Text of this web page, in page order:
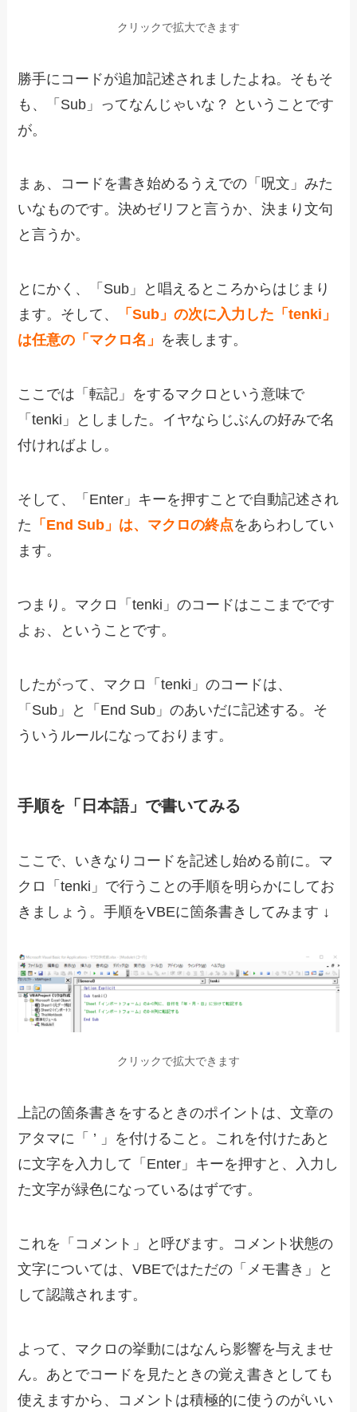
クリックで拡大できます
勝手にコードが追加記述されましたよね。そもそ
も、「Sub」ってなんじゃいな？ ということです
が。
まぁ、コードを書き始めるうえでの「呪文」みた
いなものです。決めゼリフと言うか、決まり文句
と言うか。
とにかく、「Sub」と唱えるところからはじまり
ます。そして、
「Sub」の次に入力した「tenki」
は任意の「マクロ名」 を表します。
ここでは「転記」をするマクロという意味で
「tenki」としました。イヤならじぶんの好みで名
付ければよし。
そして、「Enter」キーを押すことで自動記述され
た 「End Sub」は、マクロの終点をあらわしてい
ます。
つまり。マクロ「tenki」のコードはここまでです
よぉ、ということです。
したがって、マクロ「tenki」のコードは、
「Sub」と「End Sub」のあいだに記述する。そ
ういうルールになっております。
手順を「日本語」で書いてみる
ここで、いきなりコードを記述し始める前に。マ
クロ「tenki」で行うことの手順を明らかにしてお
きましょう。手順をVBEに箇条書きしてみます ↓
クリックで拡大できます
上記の箇条書きをするときのポイントは、文章の
アタマに「 ’ 」を付けること。これを付けたあと
に文字を入力して「Enter」キーを押すと、入力し
た文字が緑色になっているはずです。
これを「コメント」と呼びます。コメント状態の
文字については、VBEではただの「メモ書き」と
して認識されます。
よって、マクロの挙動にはなんら影響を与えませ
ん。あとでコードを見たときの覚え書きとしても
使えますから、コメントは積極的に使うのがいい